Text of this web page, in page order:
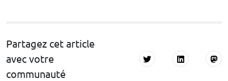
Partagez cet article
avec votre
communauté